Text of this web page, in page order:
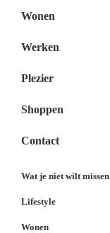
Wonen
Werken
Plezier
Shoppen
Contact
Wat je niet wilt missen
Lifestyle
Wonen